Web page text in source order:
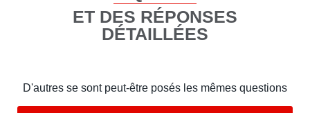
ET DES RÉPONSES
DÉTAILLÉES
D'autres se sont peut-être posés les mêmes questions